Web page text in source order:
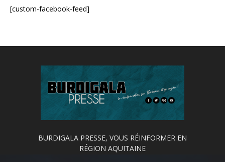
[custom-facebook-feed]
BURDIGALA PRESSE, VOUS RÉINFORMER EN
RÉGION AQUITAINE